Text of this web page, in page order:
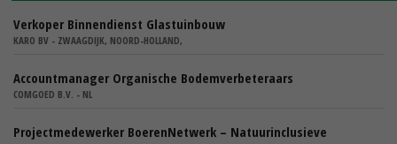
Verkoper Binnendienst Glastuinbouw
KARO BV - ZWAAGDIJK, NOORD-HOLLAND,
Accountmanager Organische Bodemverbeteraars
COMGOED B.V. - NL
Projectmedewerker BoerenNetwerk – Natuurinclusieve